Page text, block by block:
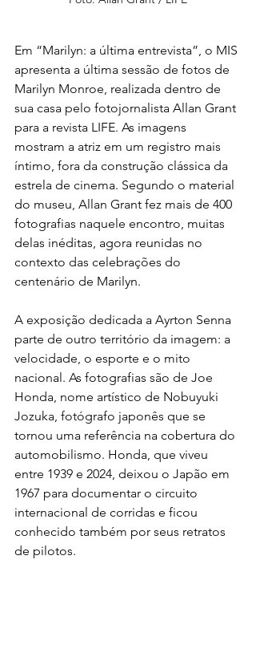
Em “Marilyn: a última entrevista”, o MIS
apresenta a última sessão de fotos de
Marilyn Monroe, realizada dentro de
sua casa pelo fotojornalista Allan Grant
para a revista LIFE. As imagens
mostram a atriz em um registro mais
íntimo, fora da construção clássica da
estrela de cinema. Segundo o material
do museu, Allan Grant fez mais de 400
fotografias naquele encontro, muitas
delas inéditas, agora reunidas no
contexto das celebrações do
centenário de Marilyn.
A exposição dedicada a Ayrton Senna
parte de outro território da imagem: a
velocidade, o esporte e o mito
nacional. As fotografias são de Joe
Honda, nome artístico de Nobuyuki
Jozuka, fotógrafo japonês que se
tornou uma referência na cobertura do
automobilismo. Honda, que viveu
entre 1939 e 2024, deixou o Japão em
1967 para documentar o circuito
internacional de corridas e ficou
conhecido também por seus retratos
de pilotos.